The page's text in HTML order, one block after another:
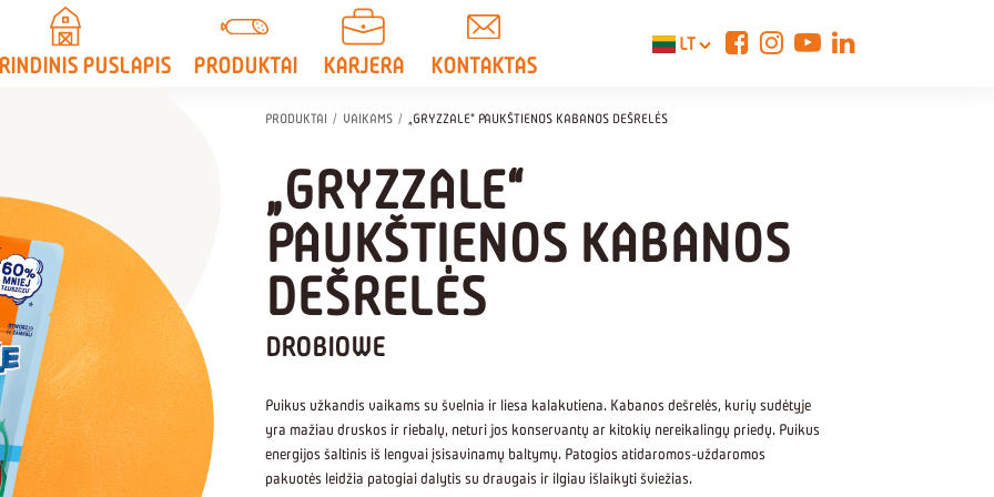
PUSLAPIS PRODUKTAI KARJERA KONTAKTAS
LT
PRODUKTAI VAIKAMS „GRYZZALE“ PAUKŠTIENOS KABANOS DEŠRELĖS
„GRYZZALE“
PAUKŠTIENOS KABANOS
DEŠRELĖS
DROBIOWE
Puikus užkandis vaikams su švelnia ir liesa kalakutiena. Kabanos dešrelės, kurių sudėtyje
yra mažiau druskos ir riebalų, neturi jos konservantų ar kitokių nereikalingų priedų. Puikus
energijos šaltinis iš lengvai įsisavinamų baltymų. Patogios atidaromos-uždaromos
pakuotės leidžia patogiai dalytis su draugais ir ilgiau išlaikyti šviežias.